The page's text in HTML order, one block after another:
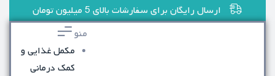
ارسال رایگان برای سفارشات بالای 5 میلیون تومان
منو
مکمل غذایی و
کمک درمانی